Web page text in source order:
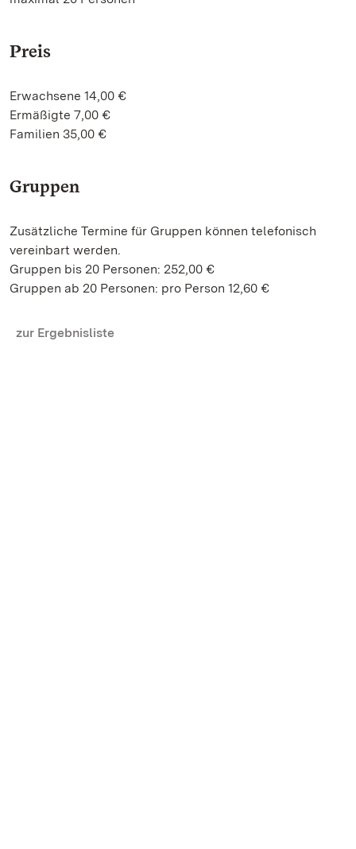
Preis
Erwachsene 14,00 €
Ermäßigte 7,00 €
Familien 35,00 €
Gruppen
Zusätzliche Termine für Gruppen können telefonisch
vereinbart werden.
Gruppen bis 20 Personen: 252,00 €
Gruppen ab 20 Personen: pro Person 12,60 €
zur Ergebnisliste